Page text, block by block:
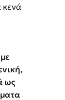
κενά
ως